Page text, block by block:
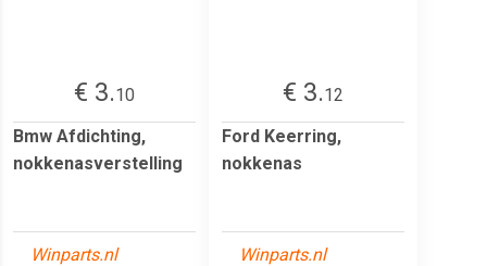
€ 3.10
Bmw Afdichting,
nokkenasverstelling
Winparts.nl
€ 3.12
Ford Keerring,
nokkenas
Winparts.nl